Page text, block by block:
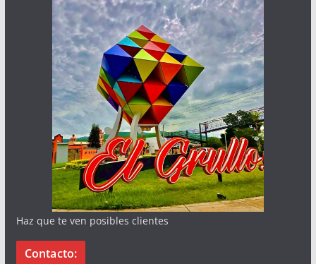
Haz que te ven posibles clientes
Contacto: